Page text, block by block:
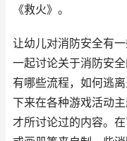
《救火》。
让幼儿对消防安全有
一起讨论关于消防安
有哪些流程，如何逃
下来在各种游戏活动
才所讨论过的内容。